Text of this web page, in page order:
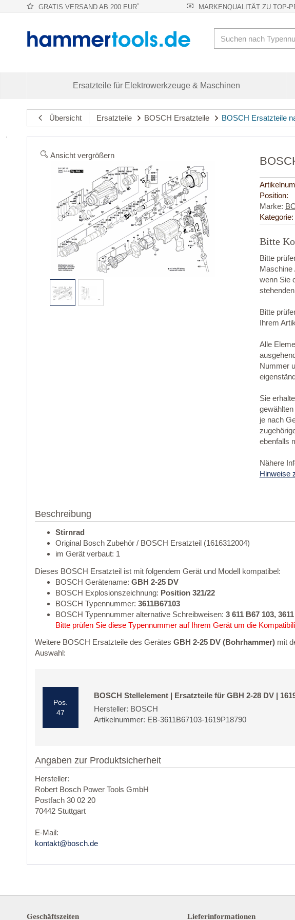
GRATIS VERSAND AB 200 EUR* MARKENQUALITÄT ZU TOP-
Ersatzteile für Elektrowerkzeuge & Maschinen
Übersicht Ersatzteile BOSCH Ersatzteile BOSCH Ersatzteile
Ansicht vergrößern
Position:
Marke:
Kategorie:
Bitte
Bitte
Maschine
wenn Sie
Bitte
Ihrem
Alle
Nummer
Sie
je nach
ebenfalls
Nähere
Hinweise
Beschreibung
Stirnrad
Original Bosch Zubehör / BOSCH Ersatzteil (1616312004)
im Gerät verbaut: 1
Dieses BOSCH Ersatzteil ist mit folgendem Gerät und Modell kompatibel:
BOSCH Gerätename: GBH 2-25 DV
BOSCH Explosionszeichnung: Position 321/22
BOSCH Typennummer: 3611B67103
BOSCH Typennummer alternative Schreibweisen: 3 611 B67 103,
Bitte prüfen Sie diese Typennummer auf Ihrem Gerät um die
Weitere BOSCH Ersatzteile des Gerätes GBH 2-25 DV (Bohrhammer) mit
Auswahl:
Pos.
47
BOSCH Stellelement | Ersatzteile für GBH 2-28 DV |
Hersteller: BOSCH
Artikelnummer: EB-3611B67103-1619P18790
Angaben zur Produktsicherheit
Hersteller:
Robert Bosch Power Tools GmbH
Postfach 30 02 20
70442 Stuttgart
E-Mail:
kontakt@bosch.de
Geschäftszeiten Lieferinformationen